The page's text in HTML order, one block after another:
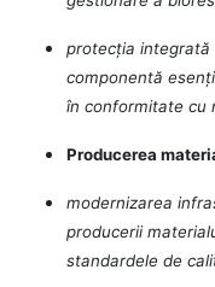
protecția integrată
componentă
în conformitate cu
Producerea
modernizarea
producerii
standardele de